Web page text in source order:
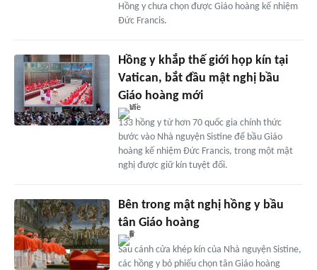
Hồng y chưa chọn được Giáo hoàng kế nhiệm
Đức Francis.
Hồng y khắp thế giới họp kín tại
Vatican, bắt đầu mật nghị bầu
Giáo hoàng mới
133 hồng y từ hơn 70 quốc gia chính thức
bước vào Nhà nguyện Sistine để bầu Giáo
hoàng kế nhiệm Đức Francis, trong một mật
nghị được giữ kín tuyệt đối.
Bên trong mật nghị hồng y bầu
tân Giáo hoàng
Sau cánh cửa khép kín của Nhà nguyện Sistine,
các hồng y bỏ phiếu chọn tân Giáo hoàng